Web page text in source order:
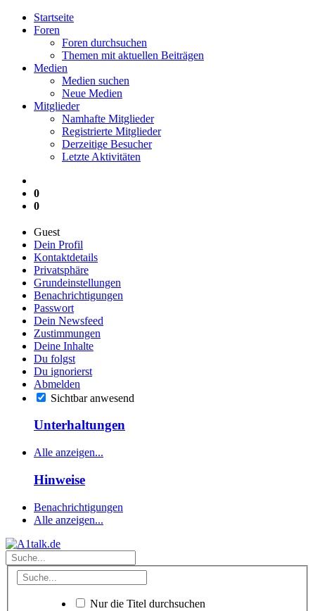
Startseite
Foren
Foren durchsuchen
Themen mit aktuellen Beiträgen
Medien
Medien suchen
Neue Medien
Mitglieder
Namhafte Mitglieder
Registrierte Mitglieder
Derzeitige Besucher
Letzte Aktivitäten
0
0
Guest
Dein Profil
Kontaktdetails
Privatsphäre
Grundeinstellungen
Benachrichtigungen
Passwort
Dein Newsfeed
Zustimmungen
Deine Inhalte
Du folgst
Du ignorierst
Abmelden
Sichtbar anwesend
Unterhaltungen
Alle anzeigen...
Hinweise
Benachrichtigungen
Alle anzeigen...
Nur die Titel durchsuchen